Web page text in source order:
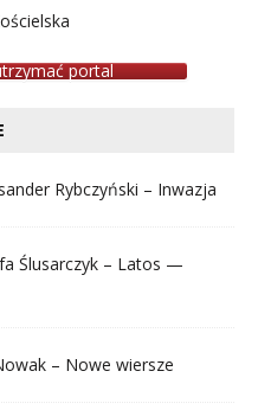
portal
Rybczyński – Inwazja
Ślusarczyk – Latos —
– Nowe wiersze